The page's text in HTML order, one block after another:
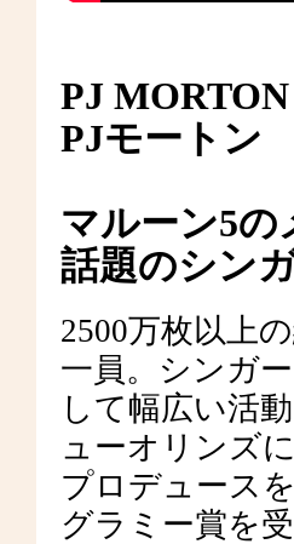
PJ MORTON
PJモートン
マルーン5
話題のシン
2500万枚以上
一員。シンガ
して幅広い活
ューオリンズ
プロデュース
グラミー賞を